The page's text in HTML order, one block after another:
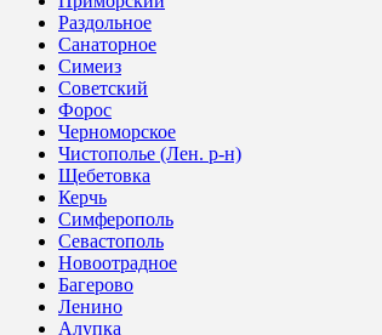
Раздольное
Санаторное
Симеиз
Советский
Форос
Черноморское
Чистополье (Лен. р-н)
Щебетовка
Керчь
Симферополь
Севастополь
Новоотрадное
Багерово
Ленино
Алупка